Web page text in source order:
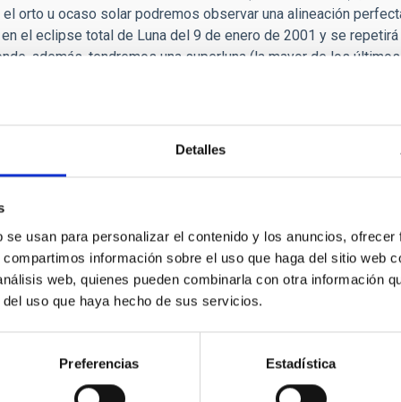
Detalles
usan para personalizar el contenido y los anuncios,
información sobre el uso que haga del sitio web
web, quienes pueden combinarla con otra información
uso que haya hecho de sus servicios.
Preferencias Estadística
orto u ocaso solar podremos observar una alineación
el eclipse total de Luna del 9 de enero de 2001 y se
además, tendremos una superluna (la mayor de los
el próximo lunes, no te preocupes, podrás seguiren directoel
El País/Materiacon fecha 25 de septiembre de